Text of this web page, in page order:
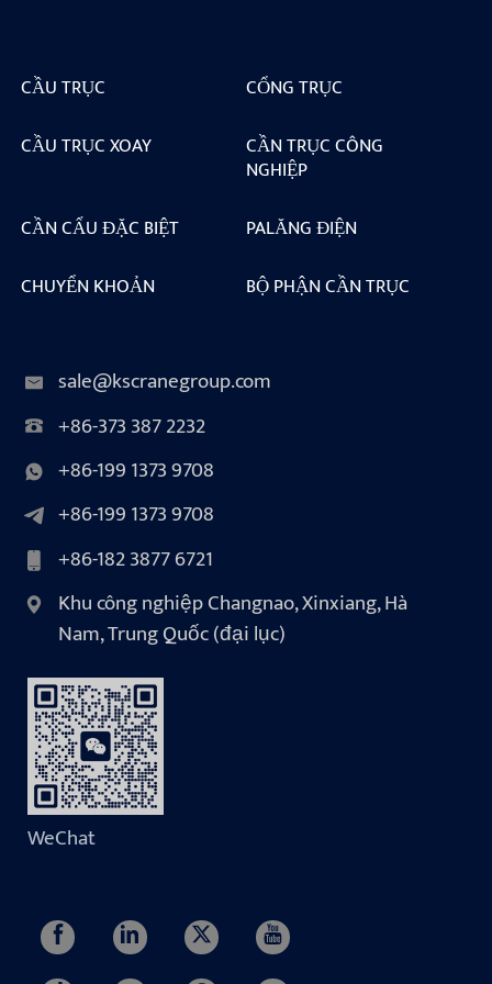
CẦU TRỤC
CỔNG TRỤC
CẦU TRỤC XOAY
CẦN TRỤC CÔNG
NGHIỆP
CẦN CẨU ĐẶC BIỆT
PALĂNG ĐIỆN
CHUYỂN KHOẢN
BỘ PHẬN CẦN TRỤC
sale@kscranegroup.com
+86-373 387 2232
+86-199 1373 9708
+86-199 1373 9708
+86-182 3877 6721
Khu công nghiệp Changnao, Xinxiang, Hà
Nam, Trung Quốc (đại lục)
WeChat